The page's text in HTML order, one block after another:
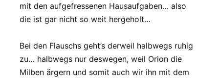
mit den aufgefressenen Hausaufgaben… also
die ist gar nicht so weit hergeholt…
Bei den Flauschs geht’s derweil halbwegs ruhig
zu… halbwegs nur deswegen, weil Orion die
Milben ärgern und somit auch wir ihn mit dem